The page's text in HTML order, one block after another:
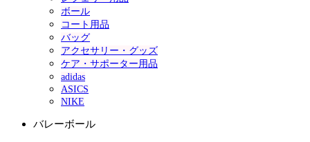
ボール
コート用品
バッグ
アクセサリー・グッズ
ケア・サポーター用品
adidas
ASICS
NIKE
バレーボール